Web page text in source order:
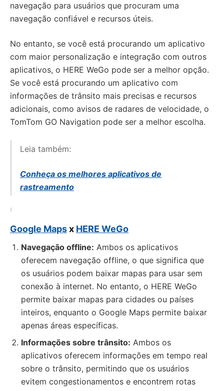
navegação para usuários que procuram uma
navegação confiável e recursos úteis.
No entanto, se você está procurando um aplicativo
com maior personalização e integração com outros
aplicativos, o HERE WeGo pode ser a melhor opção.
Se você está procurando um aplicativo com
informações de trânsito mais precisas e recursos
adicionais, como avisos de radares de velocidade, o
TomTom GO Navigation pode ser a melhor escolha.
Leia também:
Conheça os melhores aplicativos de
rastreamento
Google Mapsx HERE WeGo
Navegação offline: Ambos os aplicativos
oferecem navegação offline, o que significa que
os usuários podem baixar mapas para usar sem
conexão à internet. No entanto, o HERE WeGo
permite baixar mapas para cidades ou países
inteiros, enquanto o Google Maps permite baixar
apenas áreas específicas.
Informações sobre trânsito: Ambos os
aplicativos oferecem informações em tempo real
sobre o trânsito, permitindo que os usuários
evitem congestionamentos e encontrem rotas